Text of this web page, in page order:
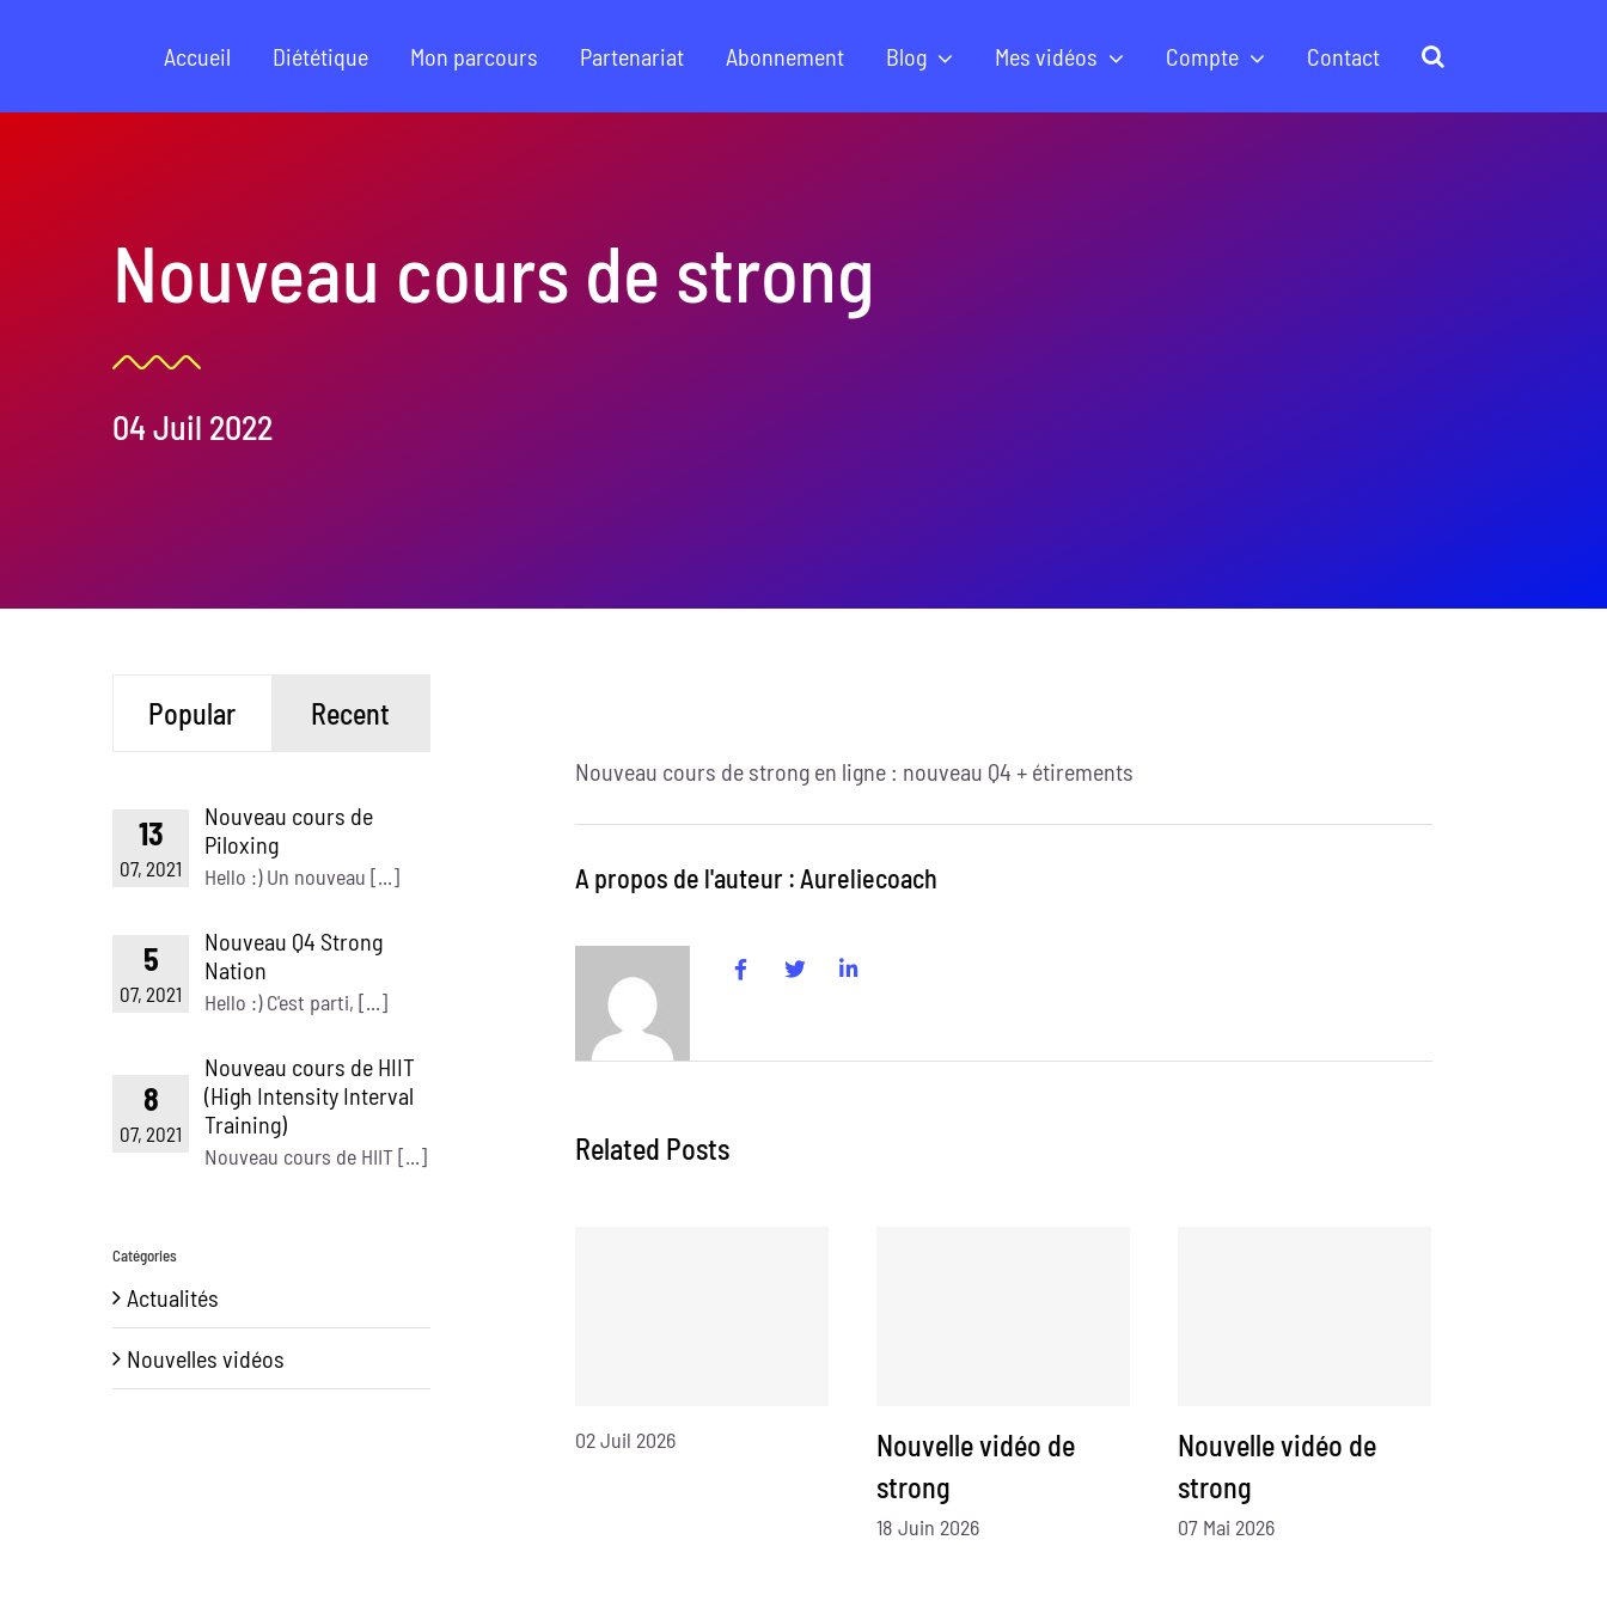
Accueil Diététique Mon parcours Partenariat Abonnement Blog Mes vidéos Compte Contact
Nouveau cours de strong
04 Juil 2022
Nouveau cours de strong en ligne : nouveau Q4 + étirements
A propos de l'auteur : Aureliecoach
Related Posts
02 Juil 2026
Nouvelle vidéo de
strong
18 Juin 2026
Nouvelle vidéo de
strong
07 Mai 2026
Popular Recent
13
07, 2021
Nouveau cours de
Piloxing
Hello :) Un nouveau [...]
5
07, 2021
Nouveau Q4 Strong
Nation
Hello :) C'est parti, [...]
8
07, 2021
Nouveau cours de HIIT
(High Intensity Interval
Training)
Nouveau cours de HIIT [...]
Catégories
Actualités
Nouvelles vidéos